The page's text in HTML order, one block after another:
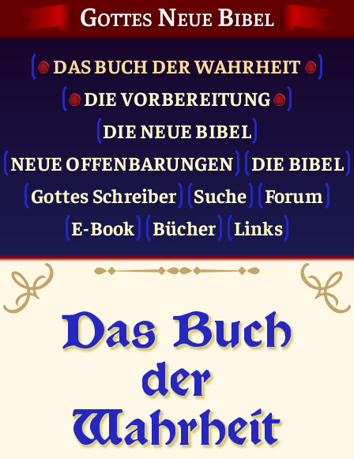
Gottes Neue Bibel
DAS BUCH DER WAHRHEIT
DIE VOR­BEREITUNG
DIE NEUE BIBEL
NEUE OFFENBARUNGEN
DIE BIBEL
Gottes Schreiber
Suche
Forum
E-Book
Bücher Links
Das Buch
der
Wahrheit